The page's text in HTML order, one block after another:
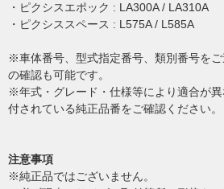
・ピクシスエポック : LA300A / LA310A
・ピクシススペース : L575A / L585A
※車体番号、型式指定番号、類別番号を
の確認も可能です。
※年式・グレード・仕様等により適合が
付されている純正品番をご確認ください。
注意事項
※純正品ではございません。